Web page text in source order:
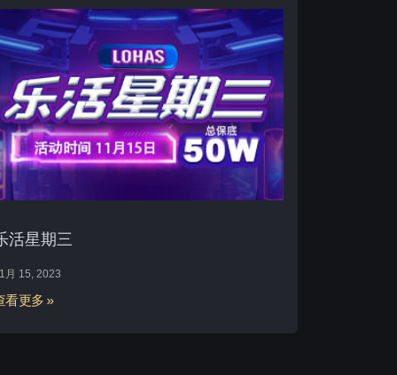
活星期三
月 15, 2023
看更多 »